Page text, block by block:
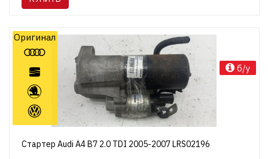
Стартер Audi A4 B7 2.0 TDI 2005-2007 LRS02196
Оригинал
б/у